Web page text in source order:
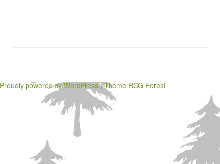
Proudly powered by WordPress|Theme RCG Forest